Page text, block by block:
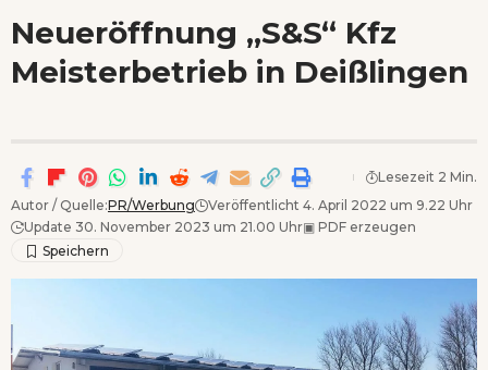
Neueröffnung „S&S“ Kfz
Meisterbetrieb in Deißlingen
Autor / Quelle:PR/Werbung
Veröffentlicht 4. April 2022 um 9.22 Uhr
Update 30. November 2023 um 21.00 Uhr▣ PDF erzeugen
Lesezeit 2 Min.